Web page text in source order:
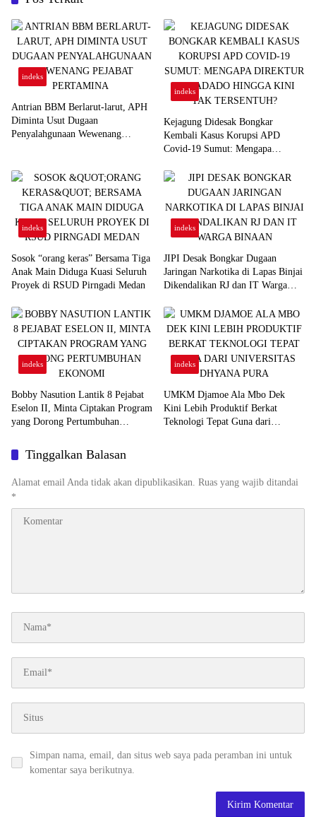
indeks
Antrian BBM Berlarut-larut, APH
Diminta Usut Dugaan
Penyalahgunaan Wewenang
indeks
Kejagung Didesak Bongkar
Kembali Kasus Korupsi APD
Covid-19 Sumut: Mengapa
Tak Tersentuh?
indeks
Sosok “orang keras” Bersama Tiga
Anak Main Diduga Kuasi Seluruh
Proyek di RSUD Pirngadi Medan
indeks
JIPI Desak Bongkar Dugaan
Jaringan Narkotika di Lapas Binjai
Dikendalikan RJ dan IT Warga
indeks
Bobby Nasution Lantik 8 Pejabat
Eselon II, Minta Ciptakan Program
yang Dorong Pertumbuhan
indeks
UMKM Djamoe Ala Mbo Dek
Kini Lebih Produktif Berkat
Teknologi Tepat Guna dari
Tinggalkan Balasan
Alamat email Anda tidak akan dipublikasikan. Ruas yang wajib ditandai
*
Simpan nama, email, dan situs web saya pada peramban ini untuk
komentar saya berikutnya.